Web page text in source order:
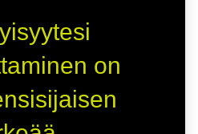
on